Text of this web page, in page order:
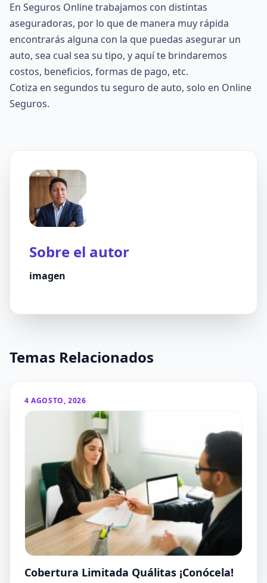
En Seguros Online trabajamos con distintas
aseguradoras, por lo que de manera muy rápida
encontrarás alguna con la que puedas asegurar un
auto, sea cual sea su tipo, y aquí te brindaremos
costos, beneficios, formas de pago, etc.
Cotiza en segundos tu seguro de auto, solo en Online
Seguros.
Sobre el autor
imagen
Temas Relacionados
4 AGOSTO, 2026
Cobertura Limitada Quálitas ¡Conócela!